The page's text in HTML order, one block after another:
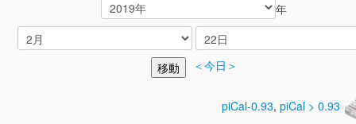
年
＜今日＞
piCal-0.93, piCal > 0.93